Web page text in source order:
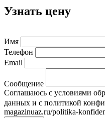
Узнать цену
Имя
Телефон
Email
Сообщение
Соглашаюсь с условиями
данных и с политикой
magazinuaz.ru/politika-